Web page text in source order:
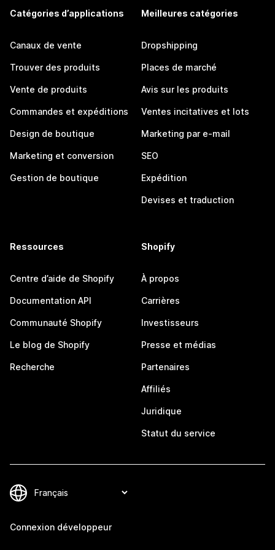
Catégories d’applications
Canaux de vente
Trouver des produits
Vente de produits
Commandes et expéditions
Design de boutique
Marketing et conversion
Gestion de boutique
Meilleures catégories
Dropshipping
Places de marché
Avis sur les produits
Ventes incitatives et lots
Marketing par e-mail
SEO
Expédition
Devises et traduction
Ressources
Centre d’aide de Shopify
Documentation API
Communauté Shopify
Le blog de Shopify
Recherche
Shopify
À propos
Carrières
Investisseurs
Presse et médias
Partenaires
Affiliés
Juridique
Statut du service
Connexion développeur